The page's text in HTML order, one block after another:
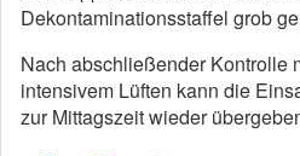
Dekontaminationsstaffel grob
Nach abschließender Kontrolle
intensivem Lüften kann die
zur Mittagszeit wieder